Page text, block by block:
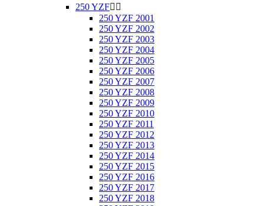
250 YZF 
250 YZF 2001
250 YZF 2002
250 YZF 2003
250 YZF 2004
250 YZF 2005
250 YZF 2006
250 YZF 2007
250 YZF 2008
250 YZF 2009
250 YZF 2010
250 YZF 2011
250 YZF 2012
250 YZF 2013
250 YZF 2014
250 YZF 2015
250 YZF 2016
250 YZF 2017
250 YZF 2018